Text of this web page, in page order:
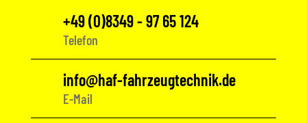
+49 (0)8349 - 97 65 124
Telefon
info@haf-fahrzeugtechnik.de
E-Mail